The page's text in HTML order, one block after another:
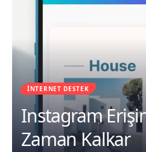
İNTERNET DESTEK
Instagram
Zaman Kalkar